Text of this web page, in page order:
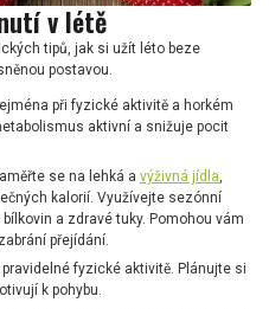
v létě
tipů, jak si užít léto beze
postavou.
při fyzické aktivitě a horkém
aktivní a snižuje pocit
se na lehká a výživná jídla,
kalorií. Využívejte sezónní
a zdravé tuky. Pomohou vám
přejídání.
fyzické aktivitě. Plánujte si
k pohybu.